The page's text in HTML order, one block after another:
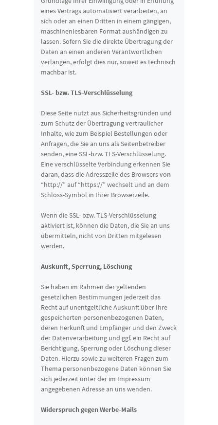
eines Vertrags automatisiert verarbeiten, an
sich oder an einen Dritten in einem gängigen,
maschinenlesbaren Format aushändigen zu
lassen. Sofern Sie die direkte Übertragung der
Daten an einen anderen Verantwortlichen
verlangen, erfolgt dies nur, soweit es technisch
machbar ist.
SSL- bzw. TLS-Verschlüsselung
Diese Seite nutzt aus Sicherheitsgründen und
zum Schutz der Übertragung vertraulicher
Inhalte, wie zum Beispiel Bestellungen oder
Anfragen, die Sie an uns als Seitenbetreiber
senden, eine SSL-bzw. TLS-Verschlüsselung.
Eine verschlüsselte Verbindung erkennen Sie
daran, dass die Adresszeile des Browsers von
“http://” auf “https://” wechselt und an dem
Schloss-Symbol in Ihrer Browserzeile.
Wenn die SSL- bzw. TLS-Verschlüsselung
aktiviert ist, können die Daten, die Sie an uns
übermitteln, nicht von Dritten mitgelesen
werden.
Auskunft, Sperrung, Löschung
Sie haben im Rahmen der geltenden
gesetzlichen Bestimmungen jederzeit das
Recht auf unentgeltliche Auskunft über Ihre
gespeicherten personenbezogenen Daten,
deren Herkunft und Empfänger und den Zweck
der Datenverarbeitung und ggf. ein Recht auf
Berichtigung, Sperrung oder Löschung dieser
Daten. Hierzu sowie zu weiteren Fragen zum
Thema personenbezogene Daten können Sie
sich jederzeit unter der im Impressum
angegebenen Adresse an uns wenden.
Widerspruch gegen Werbe-Mails